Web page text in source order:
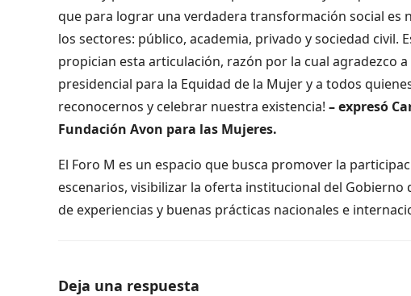
que para lograr una verdadera transformación social
los sectores: público, academia, privado y sociedad civil.
propician esta articulación, razón por la cual agradezco
presidencial para la Equidad de la Mujer y a todos
reconocernos y celebrar nuestra existencia! – expresó
Fundación Avon para las Mujeres.
El Foro M es un espacio que busca promover la
escenarios, visibilizar la oferta institucional del
de experiencias y buenas prácticas nacionales e
Deja una respuesta